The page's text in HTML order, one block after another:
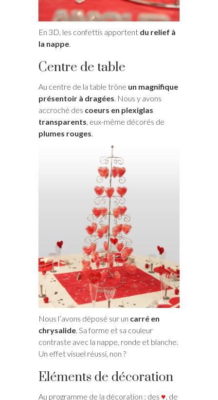
En 3D, les confettis apportent du relief à
la nappe.
Centre de table
Au centre de la table trône un magnifique
présentoir à dragées. Nous y avons
accroché des coeurs en plexiglas
transparents, eux-même décorés de
plumes rouges.
Nous l’avons déposé sur un carré en
chrysalide. Sa forme et sa couleur
contraste avec la nappe, ronde et blanche.
Un effet visuel réussi, non ?
Eléments de décoration
Au programme de la décoration : des ♥, de